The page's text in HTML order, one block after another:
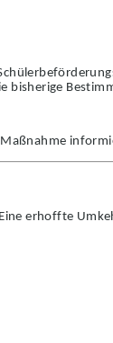
bisherige
erhoffte